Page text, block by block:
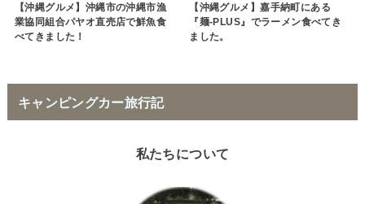
【沖縄グルメ】沖縄市の沖縄市漁
業協同組合パヤオ直売店で鮮魚食
べてきました！
【沖縄グルメ】嘉手納町にある
『麺-PLUS』でラーメン食べてき
ました。
キャンピングカー旅行記
私たちについて